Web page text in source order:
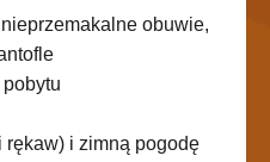
obuwie,
rękaw) i zimną pogodę